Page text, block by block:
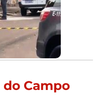
Campo